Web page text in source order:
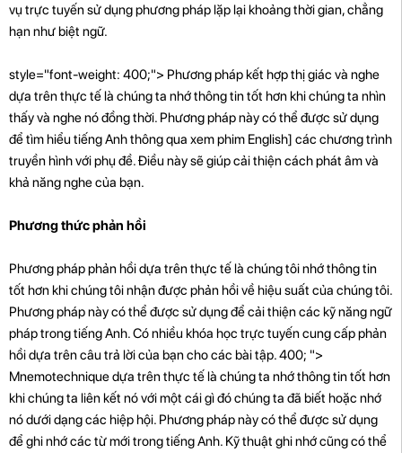
vụ trực tuyến sử dụng phương pháp lặp lại khoảng thời gian, chẳng
hạn như biệt ngữ.
style="font-weight: 400;"> Phương pháp kết hợp thị giác và nghe
dựa trên thực tế là chúng ta nhớ thông tin tốt hơn khi chúng ta nhìn
thấy và nghe nó đồng thời. Phương pháp này có thể được sử dụng
để tìm hiểu tiếng Anh thông qua xem phim English] các chương trình
truyền hình với phụ đề. Điều này sẽ giúp cải thiện cách phát âm và
khả năng nghe của bạn.
Phương thức phản hồi
Phương pháp phản hồi dựa trên thực tế là chúng tôi nhớ thông tin
tốt hơn khi chúng tôi nhận được phản hồi về hiệu suất của chúng tôi.
Phương pháp này có thể được sử dụng để cải thiện các kỹ năng ngữ
pháp trong tiếng Anh. Có nhiều khóa học trực tuyến cung cấp phản
hồi dựa trên câu trả lời của bạn cho các bài tập. 400; ">
Mnemotechnique dựa trên thực tế là chúng ta nhớ thông tin tốt hơn
khi chúng ta liên kết nó với một cái gì đó chúng ta đã biết hoặc nhớ
nó dưới dạng các hiệp hội. Phương pháp này có thể được sử dụng
để ghi nhớ các từ mới trong tiếng Anh. Kỹ thuật ghi nhớ cũng có thể